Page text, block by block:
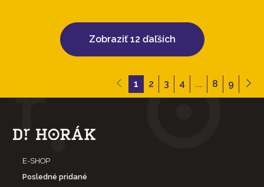
Zobraziť 12 ďaľších
1 2 3 4 ... 8 9
E-SHOP
Posledné pridané